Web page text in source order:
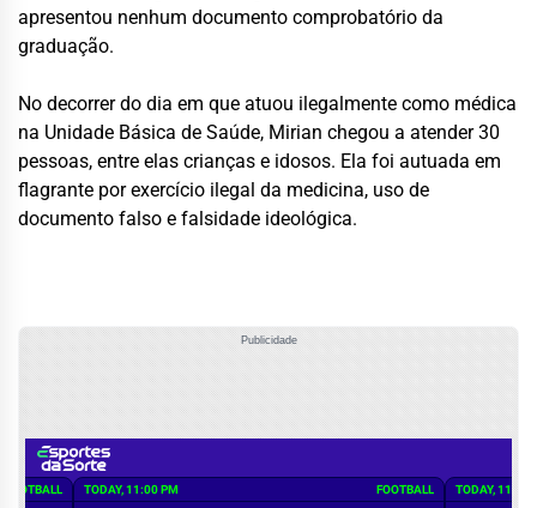
apresentou nenhum documento comprobatório da
graduação.
No decorrer do dia em que atuou ilegalmente como médica
na Unidade Básica de Saúde, Mirian chegou a atender 30
pessoas, entre elas crianças e idosos. Ela foi autuada em
flagrante por exercício ilegal da medicina, uso de
documento falso e falsidade ideológica.
Publicidade